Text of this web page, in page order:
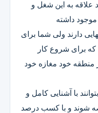
علاقه به این شغل و
داشته
دارند ولی شما برای
که برای شروع کار
منطقه خود مغازه خود
با آشنایی کامل و
شوند و با کسب درصد